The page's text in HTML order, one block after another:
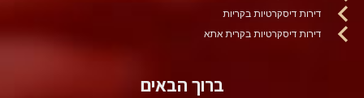
דירות דיסקרטיות בקריות
דירות דיסקרטיות בקרית אתא
ברוך הבאים